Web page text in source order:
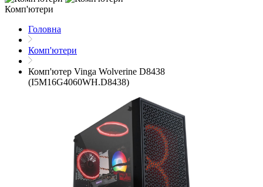
Комп'ютери
Головна
Комп'ютери
Комп'ютер Vinga Wolverine D8438
(I5M16G4060WH.D8438)